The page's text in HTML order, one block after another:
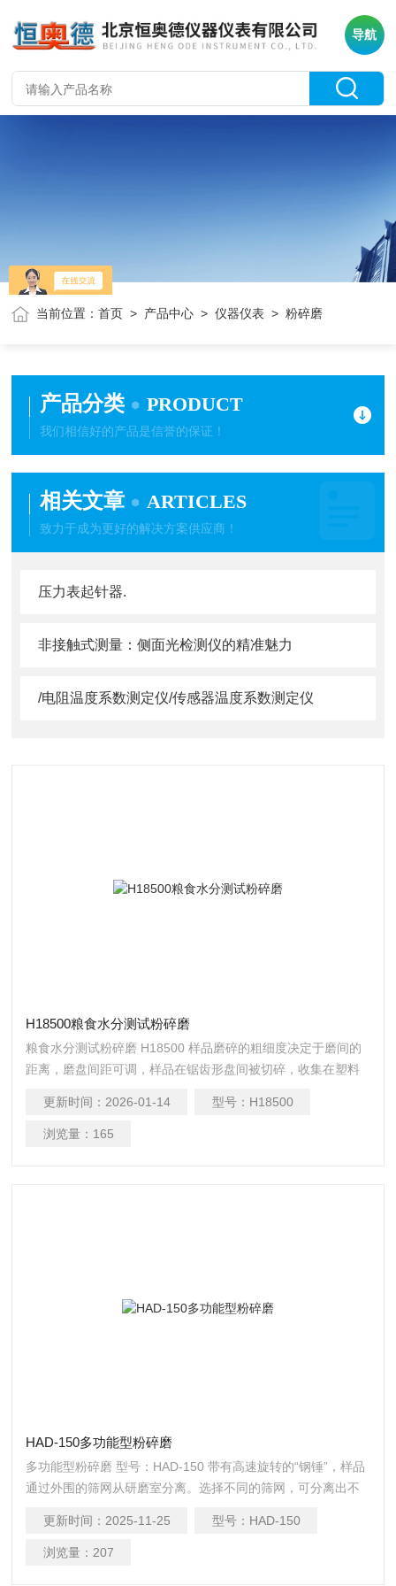
导航
当前位置：首页 > 产品中心 >仪器仪表 > 粉碎磨
产品分类 PRODUCT
我们相信好的产品是信誉的保证！
相关文章 ARTICLES
致力于成为更好的解决方案供应商！
压力表起针器.
非接触式测量：侧面光检测仪的精准魅力
/电阻温度系数测定仪/传感器温度系数测定仪
H18500粮食水分测试粉碎磨
粮食水分测试粉碎磨 H18500 样品磨碎的粗细度决定于磨间的
距离，磨盘间距可调，样品在锯齿形盘间被切碎，收集在塑料
更新时间： 2026-01-14 型号： H18500
浏览量： 165
HAD-150多功能型粉碎磨
多功能型粉碎磨 型号：HAD-150 带有高速旋转的“钢锤”，样品
通过外围的筛网从研磨室分离。选择不同的筛网，可分离出不
品。广泛应用于面粉厂、质监、科研单位、育种单位等
更新时间： 2025-11-25 型号： HAD-150
浏览量： 207